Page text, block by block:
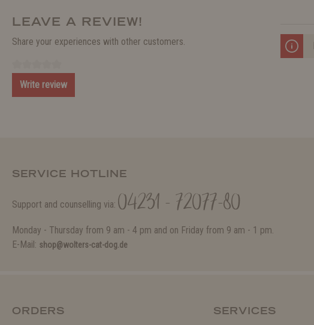
LEAVE A REVIEW!
Share your experiences with other customers.
Write review
SERVICE HOTLINE
Support and counselling via: 04231 - 72077-80
Monday - Thursday from 9 am - 4 pm and on Friday from 9 am - 1 pm.
E-Mail: shop@wolters-cat-dog.de
ORDERS SERVICES